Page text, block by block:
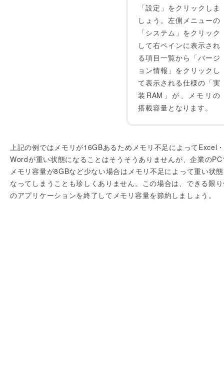
「設定」をクリックしま
しょう。左側メニューの
「システム」をクリック
して右ペインに表示され
る項目一覧から「バージ
ョン情報」をクリックし
て表示される仕様の「実
装RAM」が、メモリの
搭載容量となります。
上記の例ではメモリが16GBあるためメモリ不足によってExcel
Wordが重い状態になることはそうそうありませんが、企業の
メモリ容量が8GBなど少ない場合はメモリ不足によって重い状
なってしまうことも珍しくありません。この場合は、できる限
のアプリケーションを終了してメモリ容量を節約しましょう。